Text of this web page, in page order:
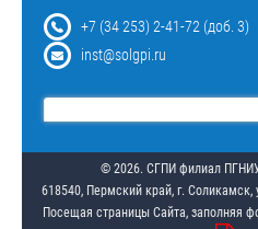
+7 (34 253) 2-41-72 (доб. 3)
inst@solgpi.ru
© 2026. СГПИ филиал
618540, Пермский край, г. Соликамск,
Посещая страницы Сайта, заполняя